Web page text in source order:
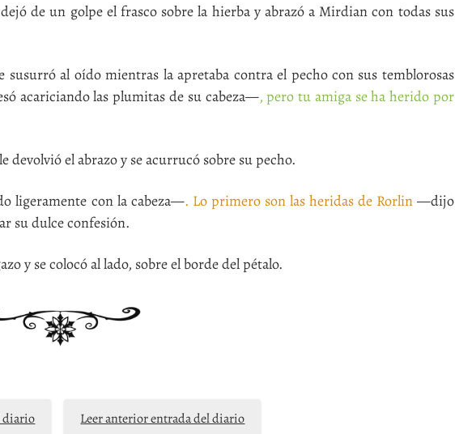
de un golpe el frasco sobre la hierba y abrazó a Mirdian con todas sus
al oído mientras la apretaba contra el pecho con sus temblorosas
acariciando las plumitas de su cabeza—, pero tu amiga se ha herido por
el abrazo y se acurrucó sobre su pecho.
ligeramente con la cabeza—. Lo primero son las heridas de Rorlin—dijo
su dulce confesión.
y se colocó al lado, sobre el borde del pétalo.
diario Leer anterior entrada del diario